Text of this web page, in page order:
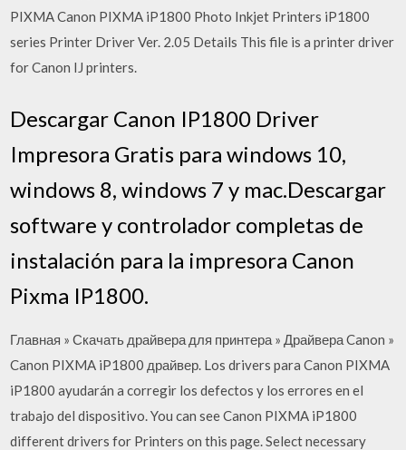
PIXMA Canon PIXMA iP1800 Photo Inkjet Printers iP1800
series Printer Driver Ver. 2.05 Details This file is a printer driver
for Canon IJ printers.
Descargar Canon IP1800 Driver
Impresora Gratis para windows 10,
windows 8, windows 7 y mac.Descargar
software y controlador completas de
instalación para la impresora Canon
Pixma IP1800.
Главная » Скачать драйвера для принтера » Драйвера Canon »
Canon PIXMA iP1800 драйвер. Los drivers para Canon PIXMA
iP1800 ayudarán a corregir los defectos y los errores en el
trabajo del dispositivo. You can see Canon PIXMA iP1800
different drivers for Printers on this page. Select necessary